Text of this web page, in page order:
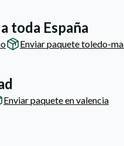
toda España
Enviar paquete toledo-
Enviar paquete en valencia